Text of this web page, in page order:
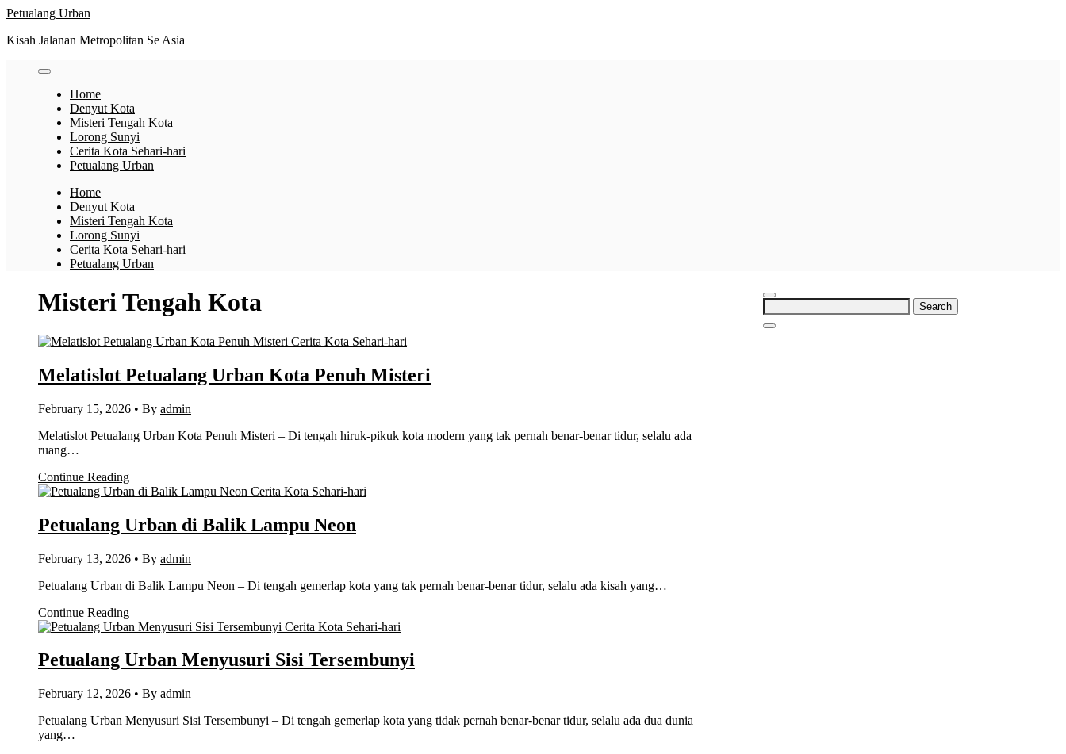
Skip
content
Petualang Urban
Kisah Jalanan Metropolitan Se Asia
Home
Denyut Kota
Misteri Tengah Kota
Lorong Sunyi
Cerita Kota Sehari-hari
Petualang Urban
Home
Denyut Kota
Misteri Tengah Kota
Lorong Sunyi
Cerita Kota Sehari-hari
Petualang Urban
Search
for:
Misteri Tengah Kota
Cerita Kota Sehari-hari
Melatislot Petualang Urban Kota Penuh Misteri
February 15, 2026 • By admin
Melatislot Petualang Urban Kota Penuh Misteri – Di tengah hiruk-pikuk kota modern yang tak pernah benar-benar tidur, selalu ada
ruang…
Continue Reading
Cerita Kota Sehari-hari
Petualang Urban di Balik Lampu Neon
February 13, 2026 • By admin
Petualang Urban di Balik Lampu Neon – Di tengah gemerlap kota yang tak pernah benar-benar tidur, selalu ada kisah yang…
Continue Reading
Cerita Kota Sehari-hari
Petualang Urban Menyusuri Sisi Tersembunyi
February 12, 2026 • By admin
Petualang Urban Menyusuri Sisi Tersembunyi – Di tengah gemerlap kota yang tidak pernah benar-benar tidur, selalu ada dua dunia
yang…